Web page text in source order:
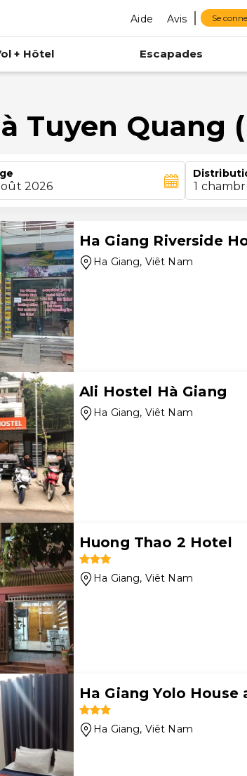
Aide Avis Se
+ Hôtel Escapades
Tuyen Quang
2026 1
Ha Giang Riverside
Ha Giang, Viêt Nam
Ali Hostel Hà Giang
Ha Giang, Viêt Nam
Huong Thao 2 Hotel
Ha Giang, Viêt Nam
Ha Giang Yolo House
Ha Giang, Viêt Nam